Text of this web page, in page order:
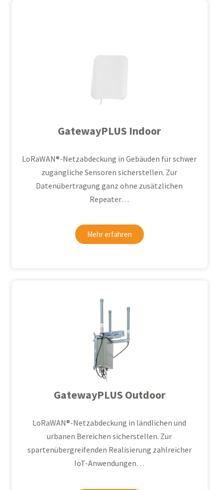
GatewayPLUS Indoor
LoRaWAN®-Netzabdeckung in Gebäuden für schwer
zugängliche Sensoren sicherstellen. Zur
Datenübertragung ganz ohne zusätzlichen
Repeater…
Mehr erfahren
GatewayPLUS Outdoor
LoRaWAN®-Netzabdeckung in ländlichen und
urbanen Bereichen sicherstellen. Zur
spartenübergreifenden Realisierung zahlreicher
IoT-Anwendungen…